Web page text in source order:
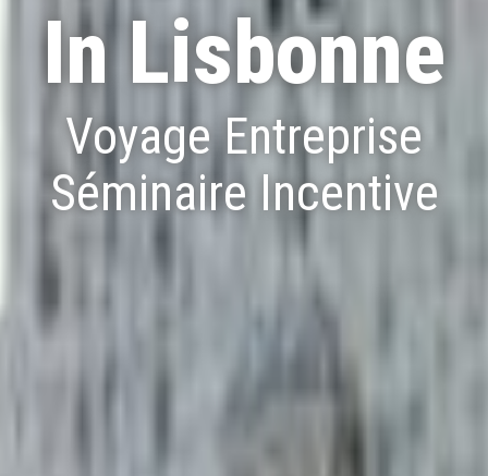
In Lisbonne
Voyage Entreprise
Séminaire Incentive